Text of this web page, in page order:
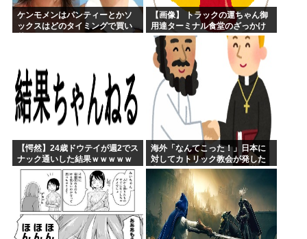
ケンモメンはパンティーとかソ
ックスはどのタイミングで買い
【画像】 トラックの運ちゃん御
用達ターミナル食堂のざっかけ
ないオムライスｗｗｗｗｗｗｗ
ｗｗｗ
【愕然】24歳ドウテイが週2でス
ナック通いした結果ｗｗｗｗｗ
ｗｗｗｗｗｗｗｗ
海外「なんてこった！」日本に
対してカトリック教会が発した
声明に海外からコメントが殺到